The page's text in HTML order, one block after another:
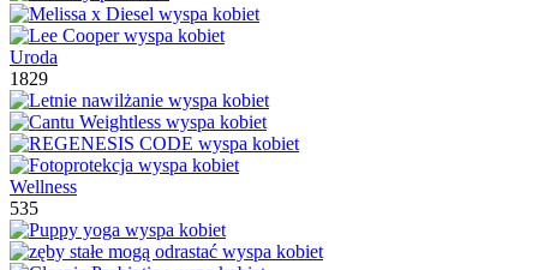
Uroda
1829
Wellness
535